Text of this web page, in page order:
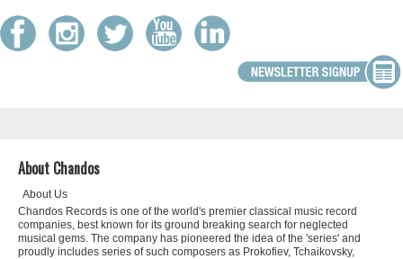
About Chandos
About Us
Chandos Records is one of the world's premier classical music record
companies, best known for its ground breaking search for neglected
musical gems. The company has pioneered the idea of the 'series' and
proudly includes series of such composers as Prokofiev, Tchaikovsky,